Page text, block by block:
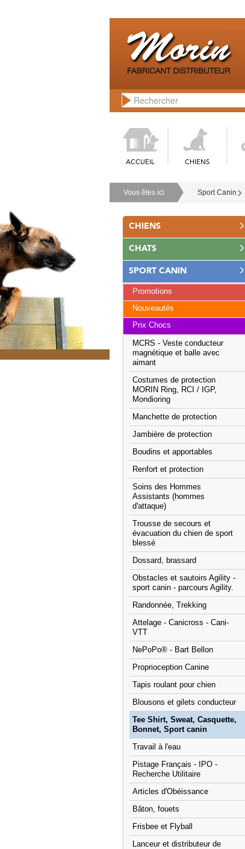
ACCUEIL CHIENS
Vous êtes ici Sport Canin
CHIENS
CHATS
SPORT CANIN
Promotions
Nouveautés
Prix Chocs
MCRS - Veste conducteur
magnétique et balle avec
aimant
Costumes de protection
MORIN Ring, RCI / IGP,
Mondioring
Manchette de protection
Jambière de protection
Boudins et apportables
Renfort et protection
Soins des Hommes
Assistants (hommes
d'attaque)
Trousse de secours et
évacuation du chien de sport
blessé
Dossard, brassard
Obstacles et sautoirs Agility -
sport canin - parcours Agility.
Randonnée, Trekking
Attelage - Canicross - Cani-
VTT
NePoPo® - Bart Bellon
Proprioception Canine
Tapis roulant pour chien
Blousons et gilets conducteur
Tee Shirt, Sweat, Casquette,
Bonnet, Sport canin
Travail à l'eau
Pistage Français - IPO -
Recherche Utilitaire
Articles d'Obéissance
Bâton, fouets
Frisbee et Flyball
Lanceur et distributeur de